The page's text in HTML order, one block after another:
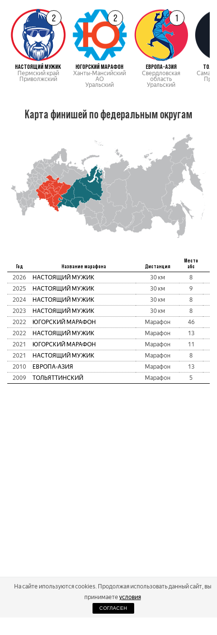
2
НАСТОЯЩИЙ МУЖИК
Пермский край
Приволжский
2
ЮГОРСКИЙ МАРАФОН
Ханты-Мансийский
АО
Уральский
1
ЕВРОПА-АЗИЯ
Свердловская
область
Уральский
Карта финишей по федеральным округам
Год Название марафона Дистанция
Место
абс
2026 НАСТОЯЩИЙ МУЖИК 30 км 8
2025
НАСТОЯЩИЙ МУЖИК 30 км 9
2024
НАСТОЯЩИЙ МУЖИК 30 км 8
2023
НАСТОЯЩИЙ МУЖИК 30 км 8
2022
ЮГОРСКИЙ МАРАФОН Марафон 46
2022
НАСТОЯЩИЙ МУЖИК Марафон 13
2021
ЮГОРСКИЙ МАРАФОН Марафон 11
2021
НАСТОЯЩИЙ МУЖИК Марафон 8
2010
ЕВРОПА-АЗИЯ Марафон 13
2009
ТОЛЬЯТТИНСКИЙ Марафон 5
На сайте ипользуются cookies. Продолжая использовать данный сайт, вы
принимаете условия
СОГЛАСЕН